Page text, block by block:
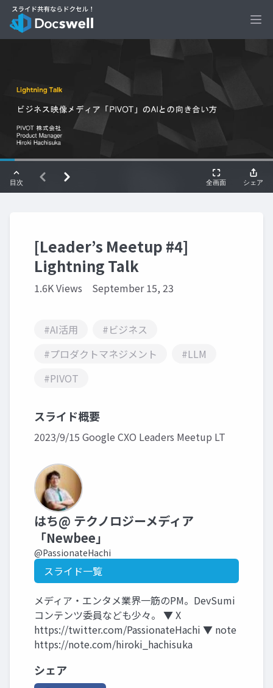
[Leader’s Meetup #4]
Lightning Talk
1.6K Views September 15, 23
#AI活用
#ビジネス
#プロダクトマネジメント
#LLM
#PIVOT
スライド概要
2023/9/15 Google CXO Leaders Meetup LT
はち@ テクノロジーメディア
「Newbee」
@PassionateHachi
スライド一覧
メディア・エンタメ業界一筋のPM。DevSumi
コンテンツ委員なども少々。 ▼ X
https://twitter.com/PassionateHachi ▼ note
https://note.com/hiroki_hachisuka
シェア